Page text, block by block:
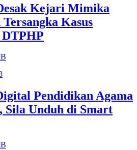
Kejari Mimika
Kasus
Pendidikan Agama
Sila Unduh di Smart